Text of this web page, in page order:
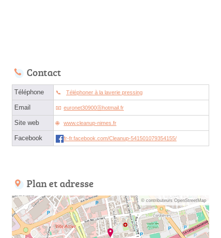
Contact
Téléphone Téléphoner à la laverie pressing
Email euronet30900ⓐhotmail.fr
Site web www.cleanup-nimes.fr
Facebook fr-fr.facebook.com/Cleanup-541501079354155/
Plan et adresse
© contributeurs OpenStreetMap